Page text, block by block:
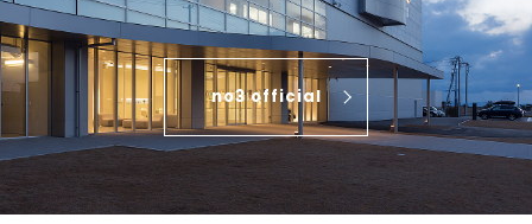
no3 official